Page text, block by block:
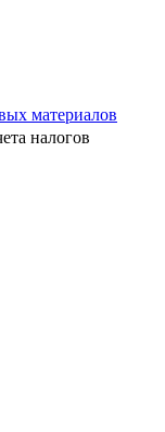
материалов
налогов